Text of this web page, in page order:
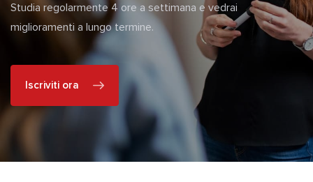
Studia regolarmente 4 ore a settimana e vedrai
miglioramenti a lungo termine.
Iscriviti ora